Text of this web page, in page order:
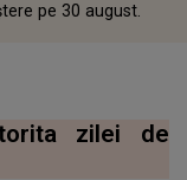
pe 30 august.
zilei de